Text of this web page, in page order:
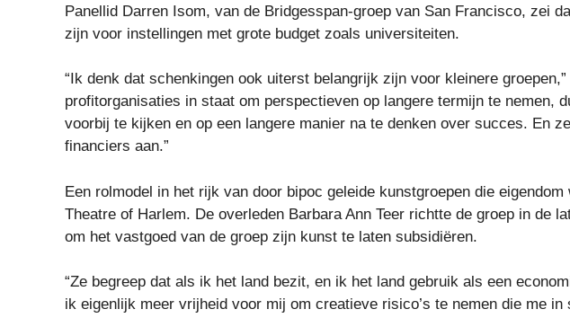
Panellid Darren Isom, van de Bridgesspan-groep van San Francisco, zei
zijn voor instellingen met grote budget zoals universiteiten.
“Ik denk dat schenkingen ook uiterst belangrijk zijn voor kleinere
profitorganisaties in staat om perspectieven op langere termijn te nemen,
voorbij te kijken en op een langere manier na te denken over succes. En
financiers aan.”
Een rolmodel in het rijk van door bipoc geleide kunstgroepen die
Theatre of Harlem. De overleden Barbara Ann Teer richtte de groep in de
om het vastgoed van de groep zijn kunst te laten subsidiëren.
“Ze begreep dat als ik het land bezit, en ik het land gebruik als een
ik eigenlijk meer vrijheid voor mij om creatieve risico’s te nemen die me